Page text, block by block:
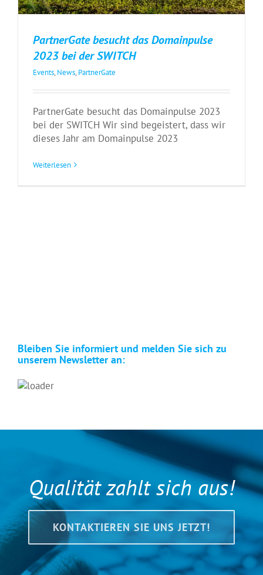
PartnerGate besucht das Domainpulse
2023 bei der SWITCH
Events, News, PartnerGate
PartnerGate besucht das Domainpulse 2023
bei der SWITCH Wir sind begeistert, dass wir
dieses Jahr am Domainpulse 2023
Weiterlesen
Bleiben Sie informiert und melden Sie sich zu
unserem Newsletter an:
Qualität zahlt sich aus!
KONTAKTIEREN SIE UNS JETZT!